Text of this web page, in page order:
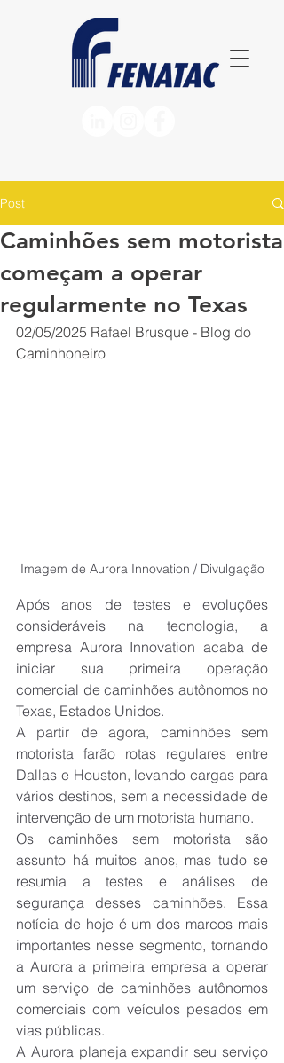
Post
Caminhões sem motorista
começam a operar
regularmente no Texas
02/05/2025 Rafael Brusque - Blog do
Caminhoneiro
Imagem de Aurora Innovation / Divulgação
Após anos de testes e evoluções
consideráveis na tecnologia, a
empresa Aurora Innovation acaba de
iniciar sua primeira operação
comercial de caminhões autônomos no
Texas, Estados Unidos.
A partir de agora, caminhões sem
motorista farão rotas regulares entre
Dallas e Houston, levando cargas para
vários destinos, sem a necessidade de
intervenção de um motorista humano.
Os caminhões sem motorista são
assunto há muitos anos, mas tudo se
resumia a testes e análises de
segurança desses caminhões. Essa
notícia de hoje é um dos marcos mais
importantes nesse segmento, tornando
a Aurora a primeira empresa a operar
um serviço de caminhões autônomos
comerciais com veículos pesados ​​em
vias públicas.
A Aurora planeja expandir seu serviço